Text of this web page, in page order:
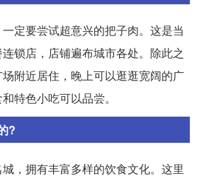
定要尝试超意兴的把子肉。这是当
锁店，店铺遍布城市各处。除此之
附近居住，晚上可以逛逛宽阔的广
特色小吃可以品尝。
?
，拥有丰富多样的饮食文化。这里